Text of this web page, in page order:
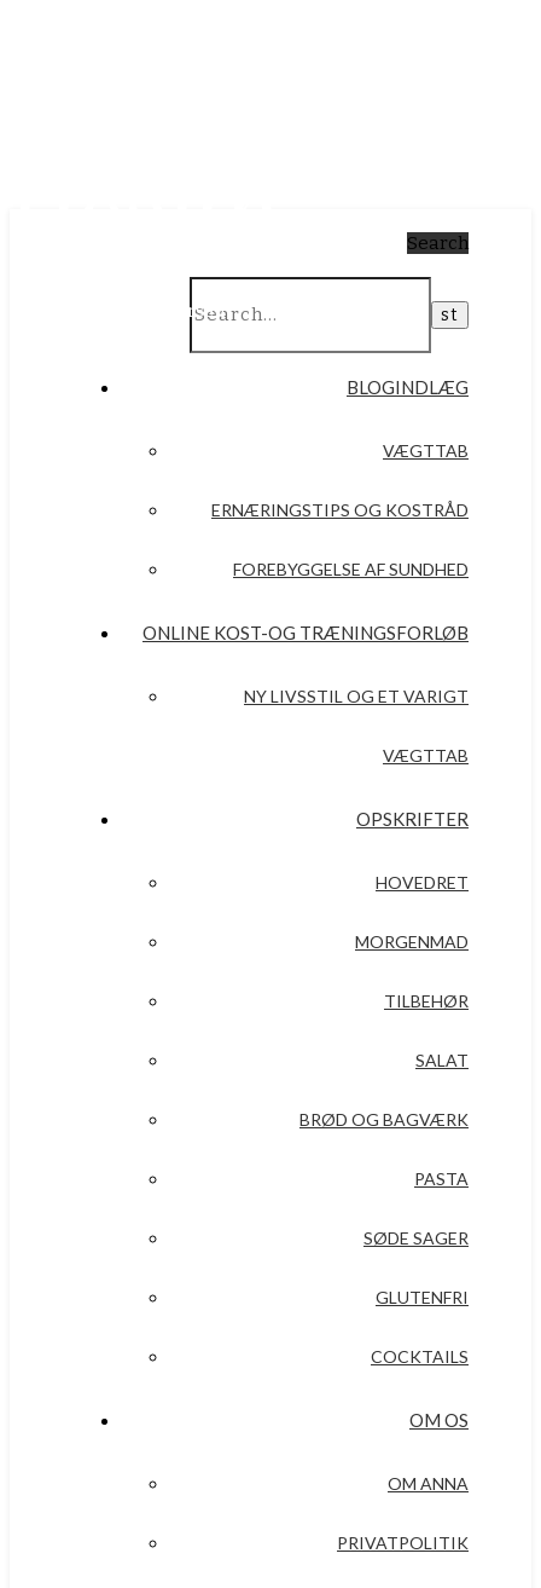
Af Anna Plaugborg Iversen
Search
BLOGINDLÆG
VÆGTTAB
ERNÆRINGSTIPS OG KOSTRÅD
FOREBYGGELSE AF SUNDHED
ONLINE KOST-OG TRÆNINGSFORLØB
NY LIVSSTIL OG ET VARIGT
VÆGTTAB
OPSKRIFTER
HOVEDRET
MORGENMAD
TILBEHØR
SALAT
BRØD OG BAGVÆRK
PASTA
SØDE SAGER
GLUTENFRI
COCKTAILS
OM OS
OM ANNA
PRIVATPOLITIK